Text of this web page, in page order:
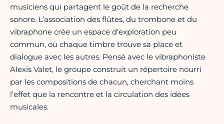
musiciens qui partagent le goût de la recherche
sonore. L’association des flûtes, du trombone et du
vibraphone crée un espace d’exploration peu
commun, où chaque timbre trouve sa place et
dialogue avec les autres. Pensé avec le vibraphoniste
Alexis Valet, le groupe construit un répertoire nourri
par les compositions de chacun, cherchant moins
l’effet que la rencontre et la circulation des idées
musicales.